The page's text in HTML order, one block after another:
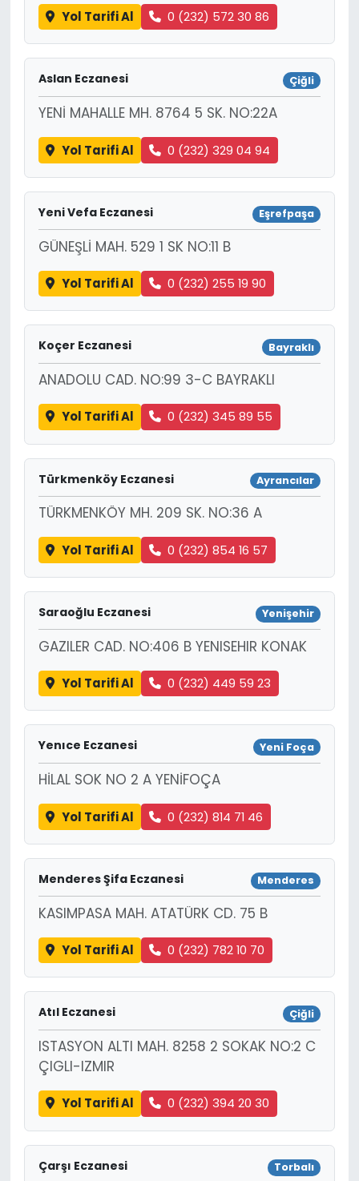
Yol Tarifi Al 0 (232) 572 30 86
Aslan Eczanesi Çiğli
YENİ MAHALLE MH. 8764 5 SK. NO:22A
Yol Tarifi Al 0 (232) 329 04 94
Yeni Vefa Eczanesi Eşrefpaşa
GÜNEŞLİ MAH. 529 1 SK NO:11 B
Yol Tarifi Al 0 (232) 255 19 90
Koçer Eczanesi Bayraklı
ANADOLU CAD. NO:99 3-C BAYRAKLI
Yol Tarifi Al 0 (232) 345 89 55
Türkmenköy Eczanesi Ayrancılar
TÜRKMENKÖY MH. 209 SK. NO:36 A
Yol Tarifi Al 0 (232) 854 16 57
Saraoğlu Eczanesi Yenişehir
GAZILER CAD. NO:406 B YENISEHIR KONAK
Yol Tarifi Al 0 (232) 449 59 23
Yenıce Eczanesi Yeni Foça
HİLAL SOK NO 2 A YENİFOÇA
Yol Tarifi Al 0 (232) 814 71 46
Menderes Şifa Eczanesi Menderes
KASIMPASA MAH. ATATÜRK CD. 75 B
Yol Tarifi Al 0 (232) 782 10 70
Atıl Eczanesi Çiğli
ISTASYON ALTI MAH. 8258 2 SOKAK NO:2 C
ÇIGLI-IZMIR
Yol Tarifi Al 0 (232) 394 20 30
Çarşı Eczanesi Torbalı